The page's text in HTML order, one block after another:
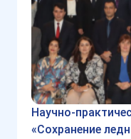
Научно-
«Сохранение